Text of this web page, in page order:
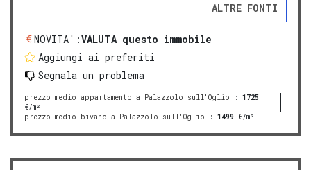
ALTRE FONTI
NOVITA':VALUTA questo immobile
Aggiungi ai preferiti
Segnala un problema
prezzo medio appartamento a Palazzolo sull'Oglio : 1725
€/m²
prezzo medio bivano a Palazzolo sull'Oglio : 1499 €/m²